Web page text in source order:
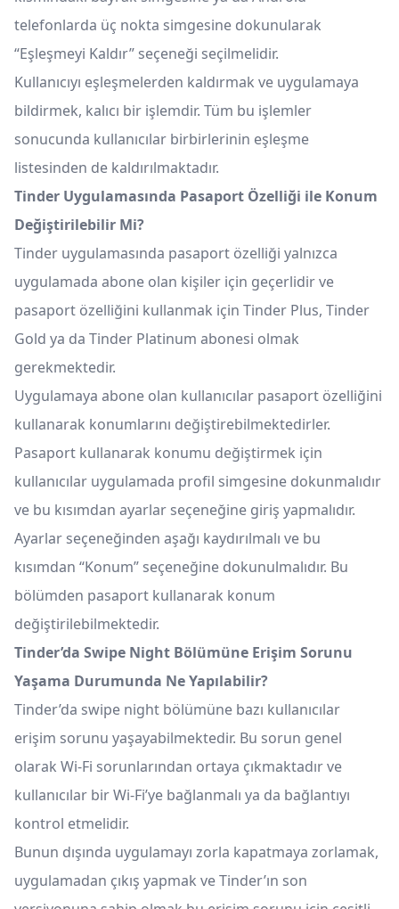
telefonlarda üç nokta simgesine dokunularak
“Eşleşmeyi Kaldır” seçeneği seçilmelidir.
Kullanıcıyı eşleşmelerden kaldırmak ve uygulamaya
bildirmek, kalıcı bir işlemdir. Tüm bu işlemler
sonucunda kullanıcılar birbirlerinin eşleşme
listesinden de kaldırılmaktadır.
Tinder Uygulamasında Pasaport Özelliği ile Konum
Değiştirilebilir Mi?
Tinder uygulamasında pasaport özelliği yalnızca
uygulamada abone olan kişiler için geçerlidir ve
pasaport özelliğini kullanmak için Tinder Plus, Tinder
Gold ya da Tinder Platinum abonesi olmak
gerekmektedir.
Uygulamaya abone olan kullanıcılar pasaport özelliğini
kullanarak konumlarını değiştirebilmektedirler.
Pasaport kullanarak konumu değiştirmek için
kullanıcılar uygulamada profil simgesine dokunmalıdır
ve bu kısımdan ayarlar seçeneğine giriş yapmalıdır.
Ayarlar seçeneğinden aşağı kaydırılmalı ve bu
kısımdan “Konum” seçeneğine dokunulmalıdır. Bu
bölümden pasaport kullanarak konum
değiştirilebilmektedir.
Tinder’da Swipe Night Bölümüne Erişim Sorunu
Yaşama Durumunda Ne Yapılabilir?
Tinder’da swipe night bölümüne bazı kullanıcılar
erişim sorunu yaşayabilmektedir. Bu sorun genel
olarak Wi-Fi sorunlarından ortaya çıkmaktadır ve
kullanıcılar bir Wi-Fi’ye bağlanmalı ya da bağlantıyı
kontrol etmelidir.
Bunun dışında uygulamayı zorla kapatmaya zorlamak,
uygulamadan çıkış yapmak ve Tinder’ın son